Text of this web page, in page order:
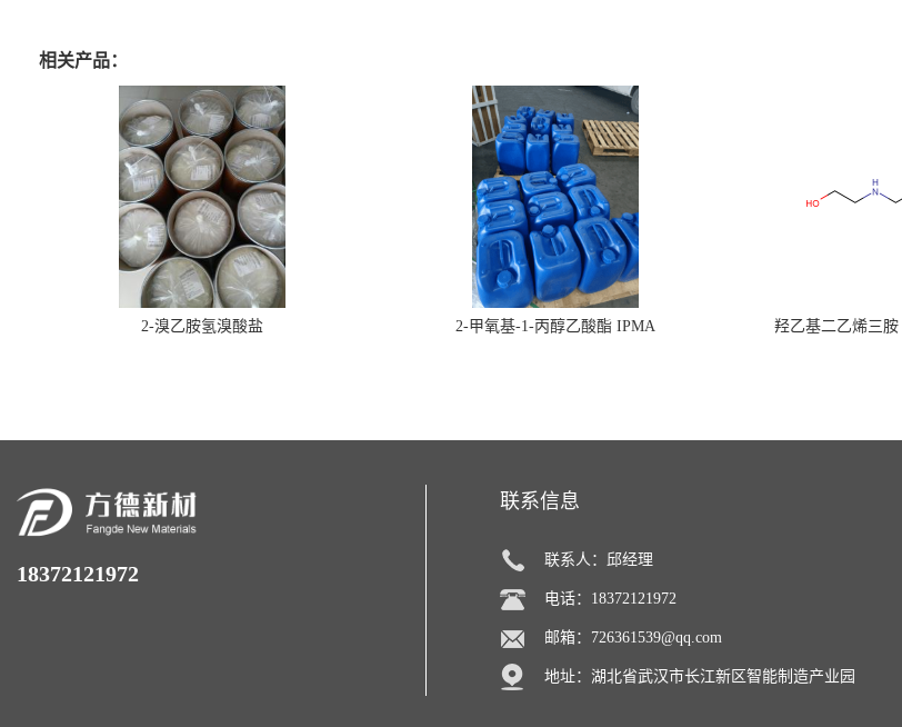
相关产品：
2-溴乙胺氢溴酸盐 2-甲氧基-1-丙醇乙酸酯 IPMA 羟乙基二乙烯三胺
18372121972
联系信息
联系人：邱经理
电话：18372121972
邮箱： 726361539@qq.com
地址：湖北省武汉市长江新区智能制造产业园